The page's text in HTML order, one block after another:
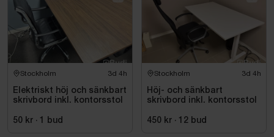
Stockholm 3d 4h
Elektriskt höj och sänkbart
skrivbord inkl. kontorsstol
50 kr · 1 bud
Stockholm 3d 4h
Höj- och sänkbart
skrivbord inkl. kontorsstol
450 kr · 12 bud